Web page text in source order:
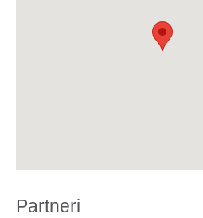
Partneri